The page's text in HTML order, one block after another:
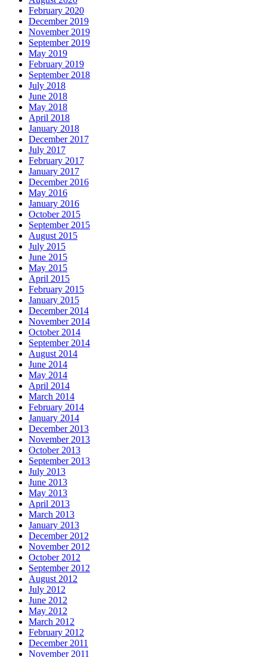
February 2020
December 2019
November 2019
September 2019
May 2019
February 2019
September 2018
July 2018
June 2018
May 2018
April 2018
January 2018
December 2017
July 2017
February 2017
January 2017
December 2016
May 2016
January 2016
October 2015
September 2015
August 2015
July 2015
June 2015
May 2015
April 2015
February 2015
January 2015
December 2014
November 2014
October 2014
September 2014
August 2014
June 2014
May 2014
April 2014
March 2014
February 2014
January 2014
December 2013
November 2013
October 2013
September 2013
July 2013
June 2013
May 2013
April 2013
March 2013
January 2013
December 2012
November 2012
October 2012
September 2012
August 2012
July 2012
June 2012
May 2012
March 2012
February 2012
December 2011
November 2011